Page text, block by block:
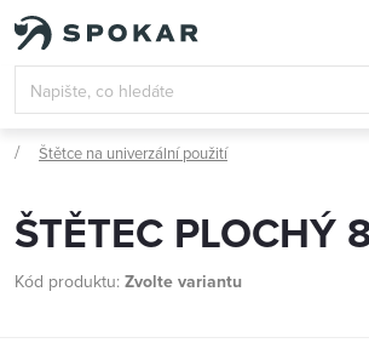
Přejít
obsah
Štětce na univerzální použití
ŠTĚTEC PLOCHÝ
Kód produktu: Zvolte variantu